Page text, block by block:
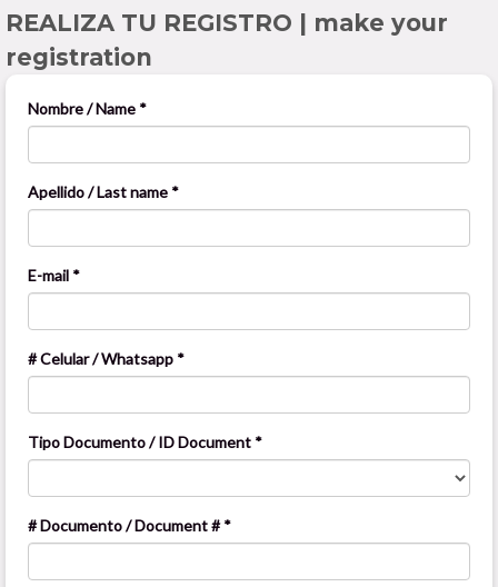
REALIZA TU REGISTRO | make your
registration
Nombre / Name *
Apellido / Last name *
E-mail *
# Celular / Whatsapp *
Tipo Documento / ID Document *
# Documento / Document # *